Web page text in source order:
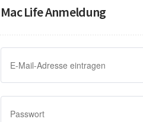
Mac Life Anmeldung